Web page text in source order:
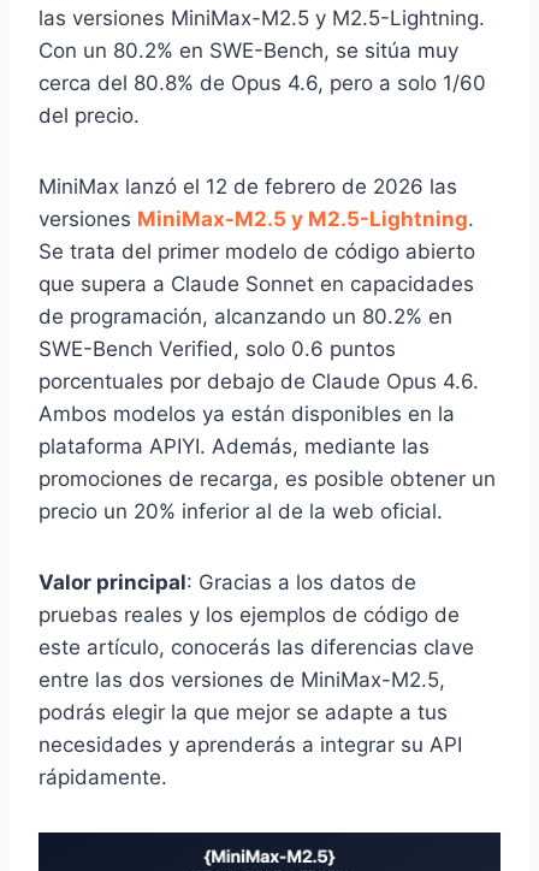
las versiones MiniMax-M2.5 y M2.5-Lightning.
Con un 80.2% en SWE-Bench, se sitúa muy
cerca del 80.8% de Opus 4.6, pero a solo 1/60
del precio.
MiniMax lanzó el 12 de febrero de 2026 las
versiones MiniMax-M2.5 y M2.5-Lightning.
Se trata del primer modelo de código abierto
que supera a Claude Sonnet en capacidades
de programación, alcanzando un 80.2% en
SWE-Bench Verified, solo 0.6 puntos
porcentuales por debajo de Claude Opus 4.6.
Ambos modelos ya están disponibles en la
plataforma APIYI. Además, mediante las
promociones de recarga, es posible obtener un
precio un 20% inferior al de la web oficial.
Valor principal: Gracias a los datos de
pruebas reales y los ejemplos de código de
este artículo, conocerás las diferencias clave
entre las dos versiones de MiniMax-M2.5,
podrás elegir la que mejor se adapte a tus
necesidades y aprenderás a integrar su API
rápidamente.